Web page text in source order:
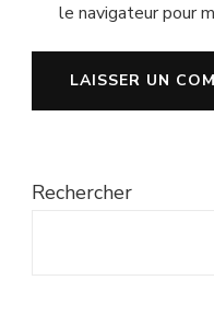
le navigateur pour
Rechercher